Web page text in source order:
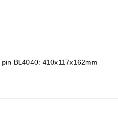
BL4040: 410x117x162mm